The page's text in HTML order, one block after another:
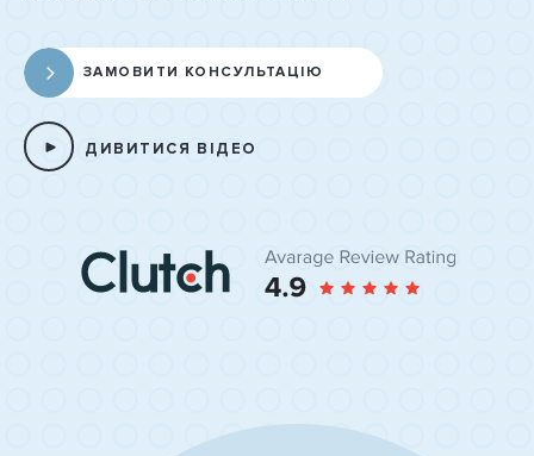
ЗАМОВИТИ КОНСУЛЬТАЦІЮ
ДИВИТИСЯ ВІДЕО